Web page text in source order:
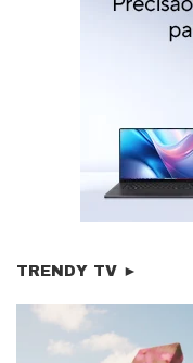
TRENDY TV ►